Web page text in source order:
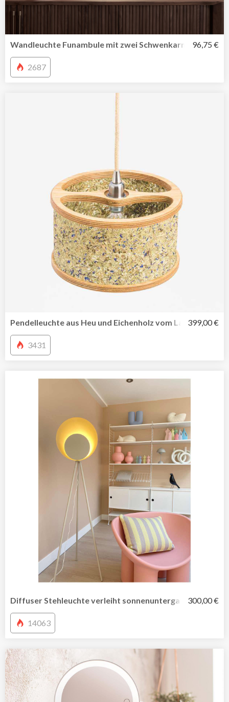
Wandleuchte Funambule mit zwei Schwenkarmen von
96,75 €
2687
Pendelleuchte aus Heu und Eichenholz vom Label399,00 €
3431
Diffuser Stehleuchte verleiht sonnenuntergangsähnliche
300,00 €
14063